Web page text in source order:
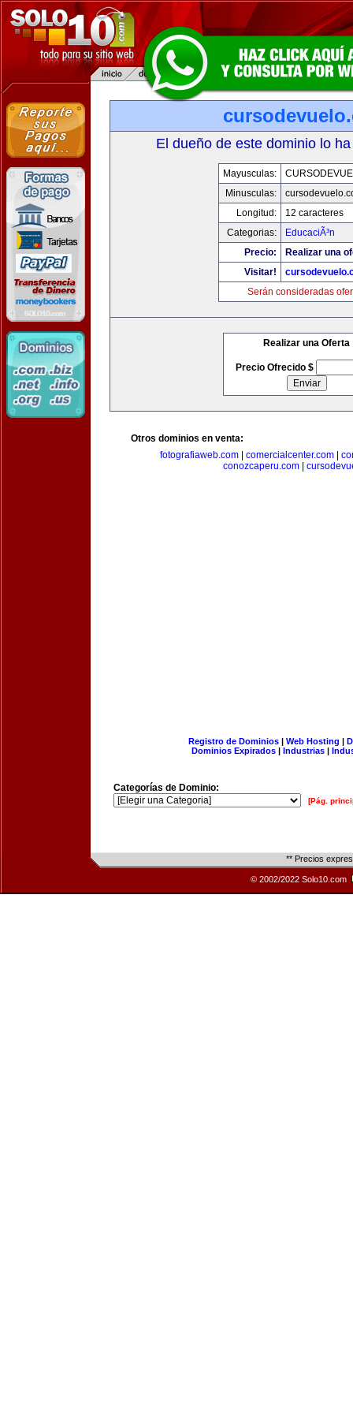
El dueño de este dominio lo
Mayusculas:
Minusculas:
Longitud:
12 caracteres
Categorias:
EducaciÃ³n
Precio:
Realizar una
Visitar!
Serán consideradas
Realizar una Oferta
Precio Ofrecido $
Otros dominios en venta:
fotografiaweb.com| comercialcenter.com|
conozcaperu.com
Registro de Dominios| Web Hosting |
Dominios Expirados | Industrias |
Categorías de Dominio:
[Pág.
** Precios
© 2002/2022 Solo10.com